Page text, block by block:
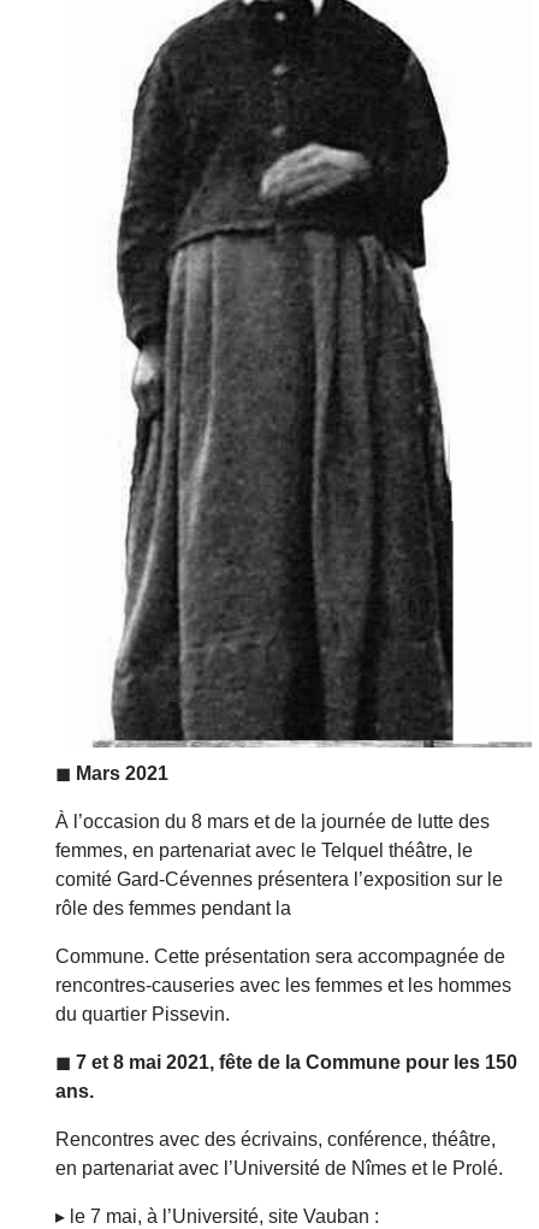
◼ Mars 2021
À l’occasion du 8 mars et de la journée de lutte des
femmes, en partenariat avec le Telquel théâtre, le
comité Gard-Cévennes présentera l’exposition sur le
rôle des femmes pendant la
Commune. Cette présentation sera accompagnée de
rencontres-causeries avec les femmes et les hommes
du quartier Pissevin.
◼ 7 et 8 mai 2021, fête de la Commune pour les 150
ans.
Rencontres avec des écrivains, conférence, théâtre,
en partenariat avec l’Université de Nîmes et le Prolé.
▸ le 7 mai, à l’Université, site Vauban :